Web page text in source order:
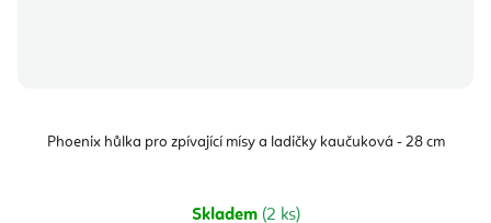
Phoenix hůlka pro zpívající mísy a ladičky kaučuková - 28 cm
Skladem (2 ks)